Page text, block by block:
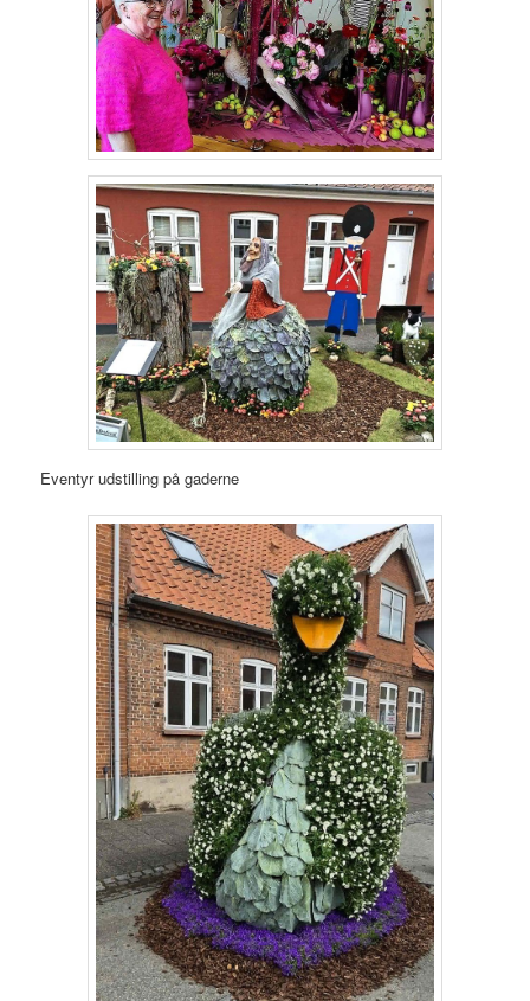
Eventyr udstilling på gaderne